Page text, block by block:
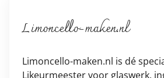
Limoncello-maken.nl
Limoncello-maken.nl is dé
Likeurmeester voor glaswerk,